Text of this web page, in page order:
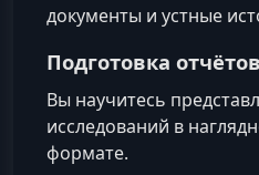
документы и устные
Подготовка
Вы научитесь
исследований в
формате.